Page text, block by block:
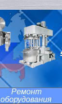
Ремонт
оборудования